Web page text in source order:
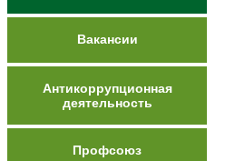
Вакансии
Антикоррупционная
деятельность
Профсоюз